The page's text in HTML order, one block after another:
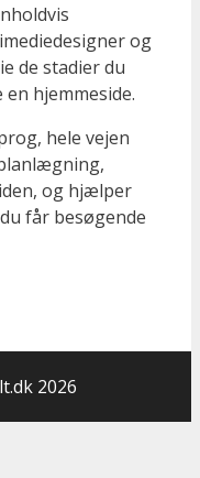
og
de stadier du
hjemmeside.
hele vejen
og hjælper
får besøgende
2026